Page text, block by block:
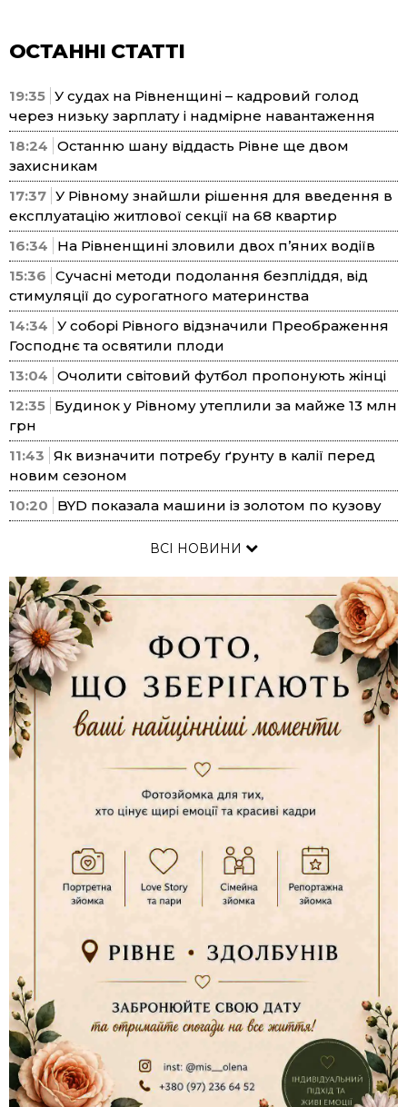
ОСТАННІ СТАТТІ
19:35 У судах на Рівненщині – кадровий голод
через низьку зарплату і надмірне навантаження
18:24 Останню шану віддасть Рівне ще двом
захисникам
17:37 У Рівному знайшли рішення для введення в
експлуатацію житлової секції на 68 квартир
16:34
На Рівненщині зловили двох п’яних водіїв
15:36 Сучасні методи подолання безпліддя, від
стимуляції до сурогатного материнства
14:34 У соборі Рівного відзначили Преображення
Господнє та освятили плоди
13:04 Очолити світовий футбол пропонують жінці
12:35 Будинок у Рівному утеплили за майже 13 млн
грн
11:43 Як визначити потребу ґрунту в калії перед
новим сезоном
10:20
BYD показала машини із золотом по кузову
ВСІ НОВИНИ